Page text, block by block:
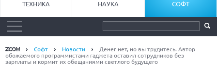
ТЕХНИКА НАУКА СОФТ
Софт Новости
Денег нет, но вы трудитесь. Автор
обожаемого программистами гаджета оставил сотрудников без
зарплаты и кормит их обещаниями светлого будущего